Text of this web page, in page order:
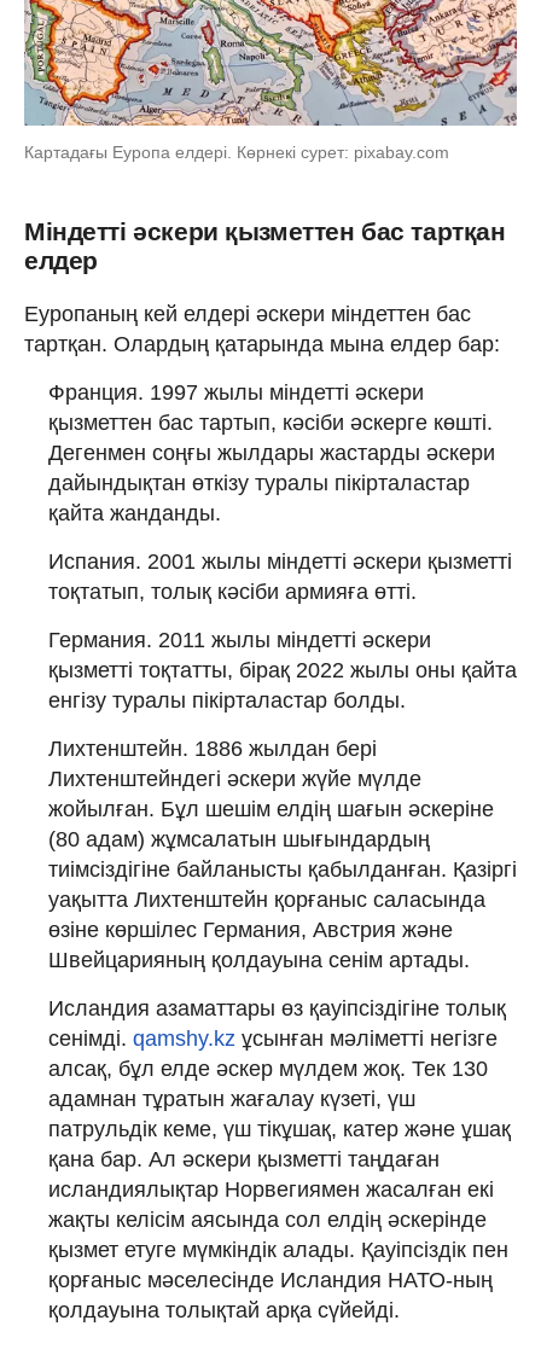
Картадағы Еуропа елдері. Көрнекі сурет: pixabay.com
Міндетті әскери қызметтен бас тартқан
елдер
Еуропаның кей елдері әскери міндеттен бас
тартқан. Олардың қатарында мына елдер бар:
Франция. 1997 жылы міндетті әскери
қызметтен бас тартып, кәсіби әскерге көшті.
Дегенмен соңғы жылдары жастарды әскери
дайындықтан өткізу туралы пікірталастар
қайта жанданды.
Испания. 2001 жылы міндетті әскери қызметті
тоқтатып, толық кәсіби армияға өтті.
Германия. 2011 жылы міндетті әскери
қызметті тоқтатты, бірақ 2022 жылы оны қайта
енгізу туралы пікірталастар болды.
Лихтенштейн. 1886 жылдан бері
Лихтенштейндегі әскери жүйе мүлде
жойылған. Бұл шешім елдің шағын әскеріне
(80 адам) жұмсалатын шығындардың
тиімсіздігіне байланысты қабылданған. Қазіргі
уақытта Лихтенштейн қорғаныс саласында
өзіне көршілес Германия, Австрия және
Швейцарияның қолдауына сенім артады.
Исландия азаматтары өз қауіпсіздігіне толық
сенімді. qamshy.kz ұсынған мәліметті негізге
алсақ, бұл елде әскер мүлдем жоқ. Тек 130
адамнан тұратын жағалау күзеті, үш
патрульдік кеме, үш тікұшақ, катер және ұшақ
қана бар. Ал әскери қызметті таңдаған
исландиялықтар Норвегиямен жасалған екі
жақты келісім аясында сол елдің әскерінде
қызмет етуге мүмкіндік алады. Қауіпсіздік пен
қорғаныс мәселесінде Исландия НАТО-ның
қолдауына толықтай арқа сүйейді.